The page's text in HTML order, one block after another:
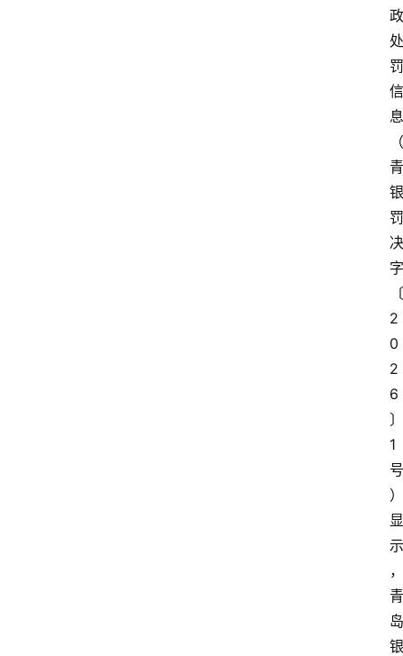
政
处
罚
信
息
（
青
银
罚
决
字
〔
2
0
2
6
〕
1
号
）
显
示
，
青
岛
银